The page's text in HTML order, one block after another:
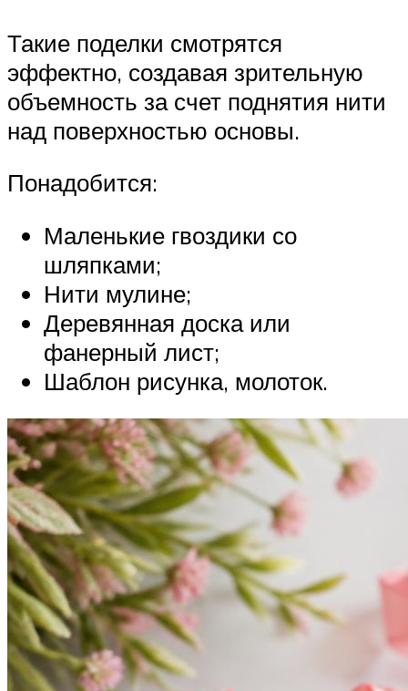
Такие поделки смотрятся
эффектно, создавая зрительную
объемность за счет поднятия нити
над поверхностью основы.
Понадобится:
Маленькие гвоздики со
шляпками;
Нити мулине;
Деревянная доска или
фанерный лист;
Шаблон рисунка, молоток.